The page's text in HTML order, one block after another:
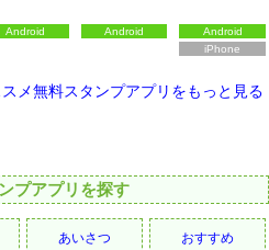
Android
ン)
Android
Android
iPhone
メ無料スタンプアプリをもっと見る
プアプリを探す
あいさつ おすすめ